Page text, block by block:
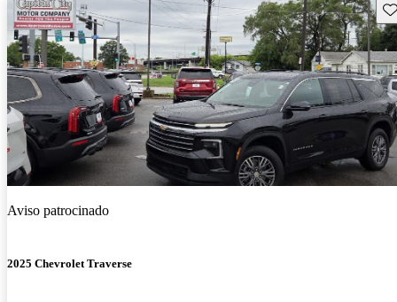
Aviso patrocinado
2025 Chevrolet Traverse